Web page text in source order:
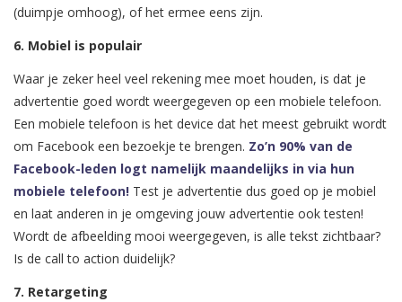
(duimpje omhoog), of het ermee eens zijn.
6. Mobiel is populair
Waar je zeker heel veel rekening mee moet houden, is dat je
advertentie goed wordt weergegeven op een mobiele telefoon.
Een mobiele telefoon is het device dat het meest gebruikt wordt
om Facebook een bezoekje te brengen. Zo’n 90% van de
Facebook-leden logt namelijk maandelijks in via hun
mobiele telefoon! Test je advertentie dus goed op je mobiel
en laat anderen in je omgeving jouw advertentie ook testen!
Wordt de afbeelding mooi weergegeven, is alle tekst zichtbaar?
Is de call to action duidelijk?
7. Retargeting